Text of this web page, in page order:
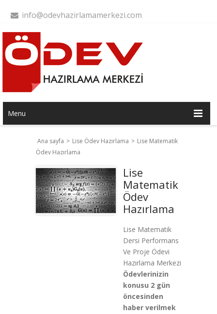
info@odevhazirlamamerkezi.com
Menu
Ana sayfa > Lise Ödev Hazırlama > Lise Matematik
Ödev Hazırlama
Lise
Matematik
Ödev
Hazırlama
Lise Matematik
Dersi Performans
Ve Proje Ödevi
Hazırlama Merkezi
Ödevlerinizin
konusu 2 gün
öncesinden
haber verilmek